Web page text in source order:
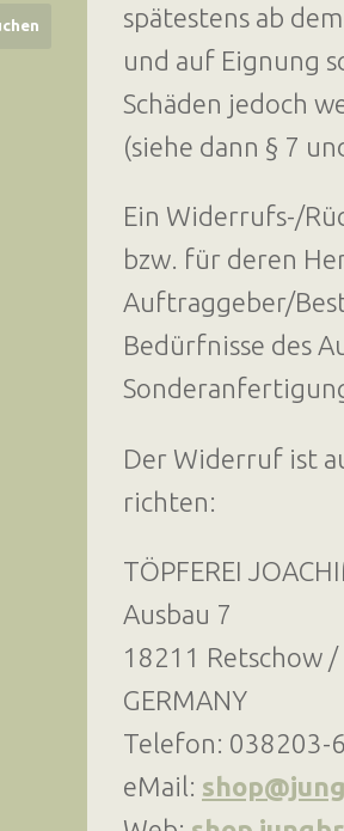
spätestens ab
und auf Eignung
Schäden jedoch
(siehe dann § 7
Ein Widerrufs-/
bzw. für deren
Auftraggeber/
Bedürfnisse des
Der Widerruf ist
richten:
TÖPFEREI
Ausbau 7
18211 Retschow /
GERMANY
Telefon: 038203-
eMail: